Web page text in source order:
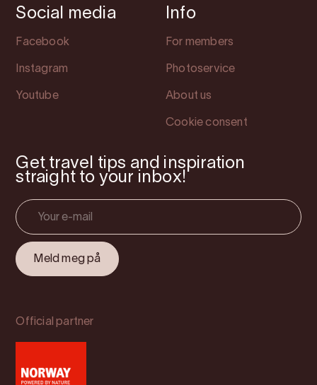
Social media
Facebook
Instagram
Youtube
Info
For members
Photoservice
About us
Cookie consent
Get travel tips and inspiration
straight to your inbox!
Official partner